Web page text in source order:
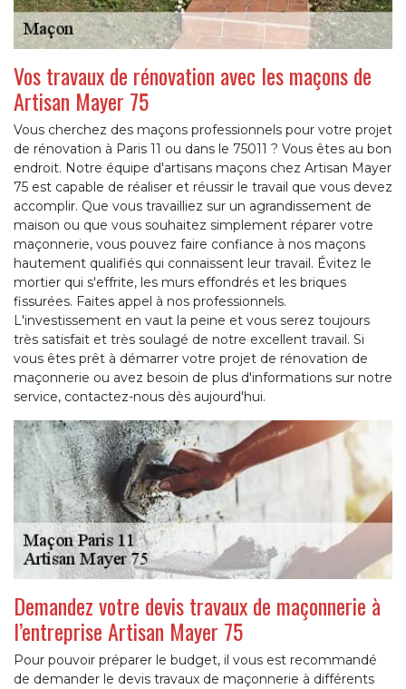
Vos travaux de rénovation avec les maçons de
Artisan Mayer 75
Vous cherchez des maçons professionnels pour votre projet
de rénovation à Paris 11 ou dans le 75011 ? Vous êtes au bon
endroit. Notre équipe d'artisans maçons chez Artisan Mayer
75 est capable de réaliser et réussir le travail que vous devez
accomplir. Que vous travailliez sur un agrandissement de
maison ou que vous souhaitez simplement réparer votre
maçonnerie, vous pouvez faire confiance à nos maçons
hautement qualifiés qui connaissent leur travail. Évitez le
mortier qui s'effrite, les murs effondrés et les briques
fissurées. Faites appel à nos professionnels.
L'investissement en vaut la peine et vous serez toujours
très satisfait et très soulagé de notre excellent travail. Si
vous êtes prêt à démarrer votre projet de rénovation de
maçonnerie ou avez besoin de plus d'informations sur notre
service, contactez-nous dès aujourd'hui.
Demandez votre devis travaux de maçonnerie à
l’entreprise Artisan Mayer 75
Pour pouvoir préparer le budget, il vous est recommandé
de demander le devis travaux de maçonnerie à différents